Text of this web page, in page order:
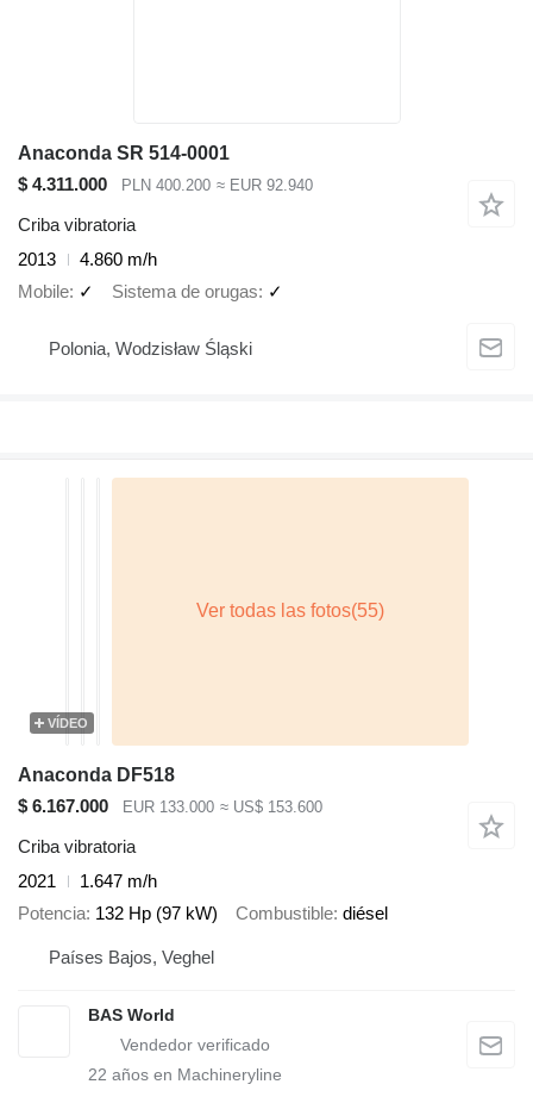
Anaconda SR 514-0001
$ 4.311.000
PLN 400.200 ≈ EUR 92.940
Criba vibratoria
2013
4.860 m/h
Mobile ✓ Sistema de orugas ✓
Polonia, Wodzisław Śląski
VÍDEO
Anaconda DF518
$ 6.167.000
EUR 133.000 ≈ US$ 153.600
Criba vibratoria
2021
1.647 m/h
Potencia 132 Hp (97 kW) Combustible diésel
Países Bajos, Veghel
BAS World
22 años en Machineryline